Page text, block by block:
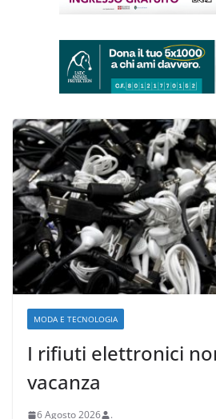
MODA E TECNOLOGIA
I rifiuti elettronici
vacanza
6 Agosto 2026 .